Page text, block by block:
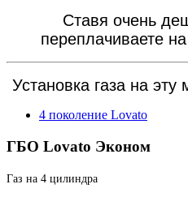
Ставя очень
переплачиваете
Установка газа на
4 поколение Lovato
ГБО Lovato Эконом
Газ на 4 цилиндра